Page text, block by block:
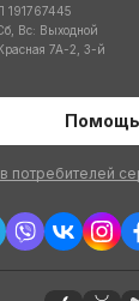
Вс: Выходной
7А-2, 3-й
Помощь
потребителей